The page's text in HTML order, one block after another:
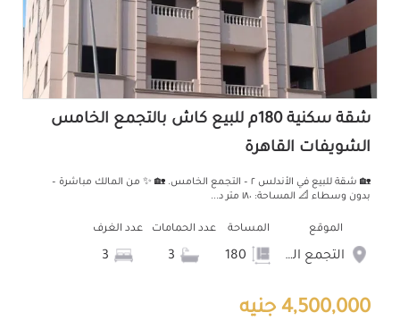
شقة سكنية 180م للبيع كاش بالتجمع الخامس
الشويفات القاهرة
🏡 شقة للبيع في الأندلس ٢ – التجمع الخامس. 🏡 ✨ من المالك مباشرة –
بدون وسطاء 📐 المساحة: ١٨٠ متر د...
الموقع
التجمع الخامس الشويفات
المساحة عدد الحمامات عدد الغرف
4,500,000 جنيه